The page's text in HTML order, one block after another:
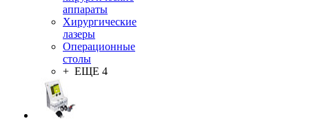
аппараты
Хирургические
лазеры
Операционные
столы
+ ЕЩЕ 4